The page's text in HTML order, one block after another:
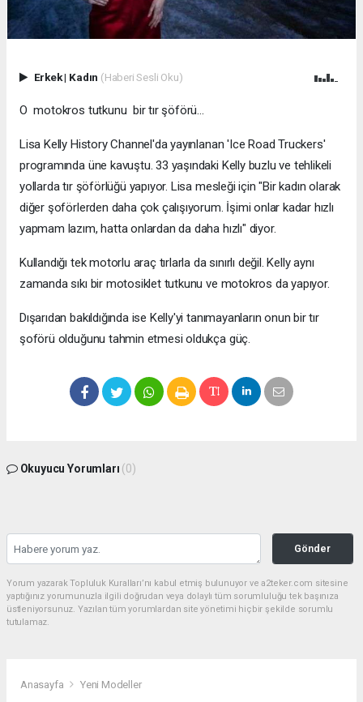
Erkek| Kadın (Haberi Sesli Oku)
O motokros tutkunu bir tır şöförü...
Lisa Kelly History Channel'da yayınlanan 'Ice Road Truckers'
programında üne kavuştu. 33 yaşındaki Kelly buzlu ve tehlikeli
yollarda tır şöförlüğü yapıyor. Lisa mesleği için "Bir kadın olarak
diğer şoförlerden daha çok çalışıyorum. İşimi onlar kadar hızlı
yapmam lazım, hatta onlardan da daha hızlı" diyor.
Kullandığı tek motorlu araç tırlarla da sınırlı değil. Kelly aynı
zamanda sıkı bir motosiklet tutkunu ve motokros da yapıyor.
Dışarıdan bakıldığında ise Kelly'yi tanımayanların onun bir tır
şoförü olduğunu tahmin etmesi oldukça güç.
Okuyucu Yorumları (0)
Gönder
Yorum yazarak Topluluk Kuralları’nı kabul etmiş bulunuyor ve a2teker.com sitesine
yaptığınız yorumunuzla ilgili doğrudan veya dolaylı tüm sorumluluğu tek başınıza
üstleniyorsunuz. Yazılan tüm yorumlardan site yönetimi hiçbir şekilde sorumlu
tutulamaz.
Anasayfa Yeni Modeller